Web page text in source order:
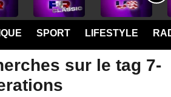
SPORT LIFESTYLE
sur le tag 7-